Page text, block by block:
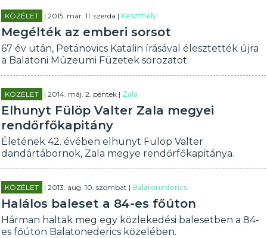
KÖZÉLET | 2015. már. 11. szerda |Keszthely
Megélték az emberi sorsot
67 év után, Petánovics Katalin írásával élesztették újra
a Balatoni Múzeumi Füzetek sorozatot.
KÖZÉLET | 2014. máj. 2. péntek | Zala
Elhunyt Fülöp Valter Zala megyei
rendőrfőkapitány
Életének 42. évében elhunyt Fülöp Valter
dandártábornok, Zala megye rendőrfőkapitánya.
KÖZÉLET | 2013. aug. 10. szombat |Balatonederics
Halálos baleset a 84-es főúton
Hárman haltak meg egy közlekedési balesetben a 84-
es főúton Balatonederics közelében.